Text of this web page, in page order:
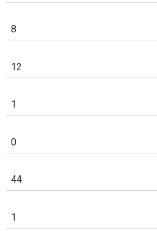
8
12
1
0
44
1